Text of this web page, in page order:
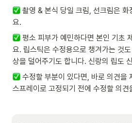
촬영 & 본식 당일 크림, 선크림은 화
요.
평소 피부가 예민하다면 본인 기초
요. 립스틱은 수정용으로 챙겨가는 것
상을 덜어주기도 합니다. 신랑의 립도
수정할 부분이 있다면, 바로 의견을
스프레이로 고정되기 전에 수정할 의견